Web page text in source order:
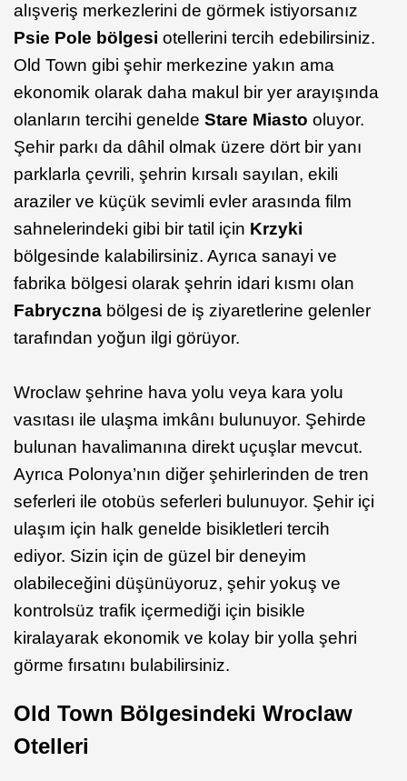
alışveriş merkezlerini de görmek istiyorsanız
Psie Pole bölgesi otellerini tercih edebilirsiniz.
Old Town gibi şehir merkezine yakın ama
ekonomik olarak daha makul bir yer arayışında
olanların tercihi genelde Stare Miasto oluyor.
Şehir parkı da dâhil olmak üzere dört bir yanı
parklarla çevrili, şehrin kırsalı sayılan, ekili
araziler ve küçük sevimli evler arasında film
sahnelerindeki gibi bir tatil için Krzyki
bölgesinde kalabilirsiniz. Ayrıca sanayi ve
fabrika bölgesi olarak şehrin idari kısmı olan
Fabryczna bölgesi de iş ziyaretlerine gelenler
tarafından yoğun ilgi görüyor.
Wroclaw şehrine hava yolu veya kara yolu
vasıtası ile ulaşma imkânı bulunuyor. Şehirde
bulunan havalimanına direkt uçuşlar mevcut.
Ayrıca Polonya’nın diğer şehirlerinden de tren
seferleri ile otobüs seferleri bulunuyor. Şehir içi
ulaşım için halk genelde bisikletleri tercih
ediyor. Sizin için de güzel bir deneyim
olabileceğini düşünüyoruz, şehir yokuş ve
kontrolsüz trafik içermediği için bisikle
kiralayarak ekonomik ve kolay bir yolla şehri
görme fırsatını bulabilirsiniz.
Old Town Bölgesindeki Wroclaw
Otelleri